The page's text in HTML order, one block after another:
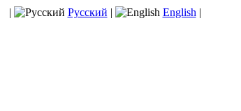
| Русский | English |